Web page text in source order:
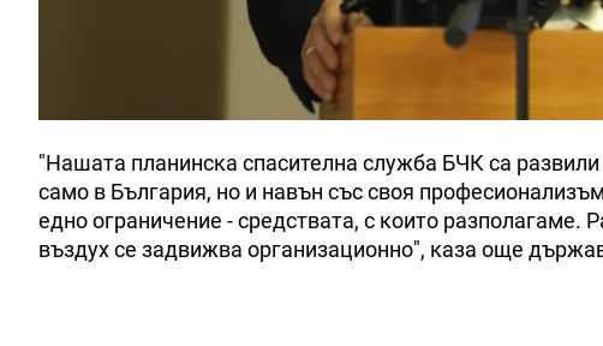
"Нашата планинска спасителна служба БЧК са
само в България, но и навън със своя
едно ограничение - средствата, с които
въздух се задвижва организационно", каза още